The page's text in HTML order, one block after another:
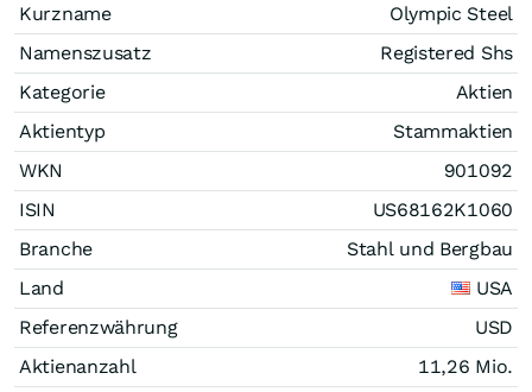
Kurzname
Olympic Steel
Namenszusatz
Registered Shs
Kategorie
Aktien
Aktientyp
Stammaktien
WKN
901092
ISIN
US68162K1060
Branche
Stahl und Bergbau
Land
USA
Referenzwährung
USD
Aktienanzahl
11,26 Mio.